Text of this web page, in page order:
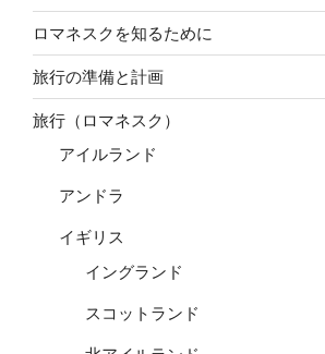
ロマネスクを知るために
旅行の準備と計画
旅行（ロマネスク）
アイルランド
アンドラ
イギリス
イングランド
スコットランド